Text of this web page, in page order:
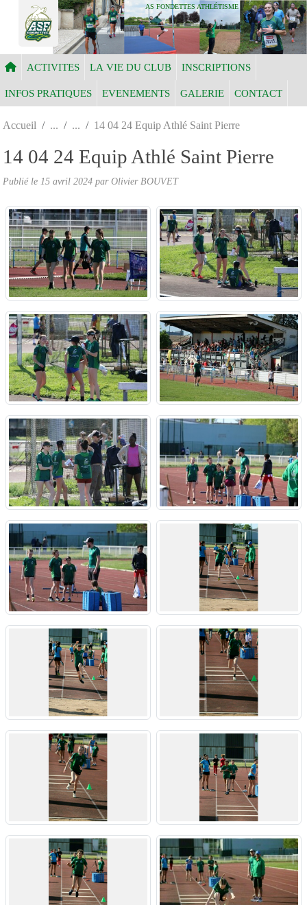
AS FONDETTES ATHLÉTISME
ACTIVITES LA VIE DU CLUB INSCRIPTIONS
INFOS PRATIQUES EVENEMENTS GALERIE CONTACT
Accueil 14 04 24 Equip Athlé Saint Pierre
14 04 24 Equip Athlé Saint Pierre
Publié le 15 avril 2024 par Olivier BOUVET
Panneau de gestion des cookies